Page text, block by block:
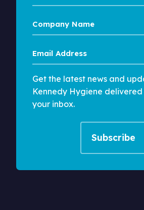
Name
Company
Name
Email
Address
Get the latest news and
Kennedy Hygiene
your inbox.